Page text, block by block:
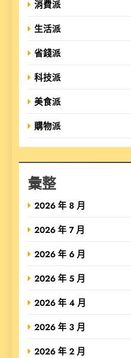
消費派
生活派
省錢派
科技派
美食派
購物派
彙整
2026 年 8 月
2026 年 7 月
2026 年 6 月
2026 年 5 月
2026 年 4 月
2026 年 3 月
2026 年 2 月